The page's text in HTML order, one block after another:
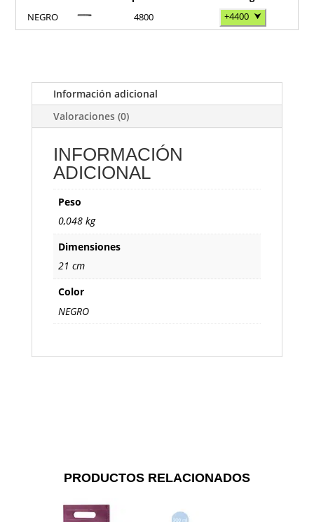
NEGRO
4800 +4400 ⮟
Información adicional
Valoraciones (0)
INFORMACIÓN
ADICIONAL
Peso
0,048 kg
Dimensiones
21 cm
Color
NEGRO
PRODUCTOS RELACIONADOS